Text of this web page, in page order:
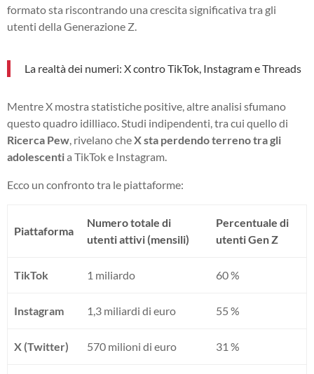
formato sta riscontrando una crescita significativa tra gli
utenti della Generazione Z.
La realtà dei numeri: X contro TikTok, Instagram e Threads
Mentre X mostra statistiche positive, altre analisi sfumano
questo quadro idilliaco. Studi indipendenti, tra cui quello di
Ricerca Pew , rivelano cheX sta perdendo terreno tra gli
adolescentia TikTok e Instagram.
Ecco un confronto tra le piattaforme:
Piattaforma
Numero totale di
utenti attivi (mensili)
Percentuale di
utenti Gen Z
TikTok 1 miliardo 60 %
Instagram 1,3 miliardi di euro 55 %
X (Twitter) 570 milioni di euro 31 %